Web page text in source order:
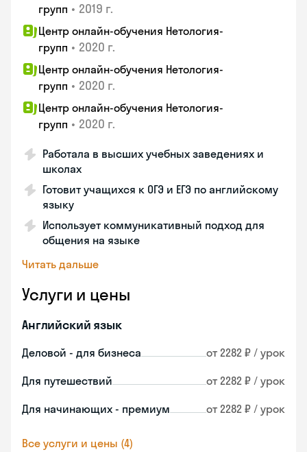
групп • 2019 г.
Центр онлайн-обучения Нетология-
групп • 2020 г.
Центр онлайн-обучения Нетология-
групп • 2020 г.
Центр онлайн-обучения Нетология-
групп • 2020 г.
Работала в высших учебных заведениях и
школах
Готовит учащихся к ОГЭ и ЕГЭ по английскому
языку
Использует коммуникативный подход для
общения на языке
Читать дальше
Услуги и цены
Английский язык
Деловой - для бизнеса от 2282 ₽ / урок
Для путешествий от 2282 ₽ / урок
Для начинающих - премиум от 2282 ₽ / урок
Все услуги и цены (4)